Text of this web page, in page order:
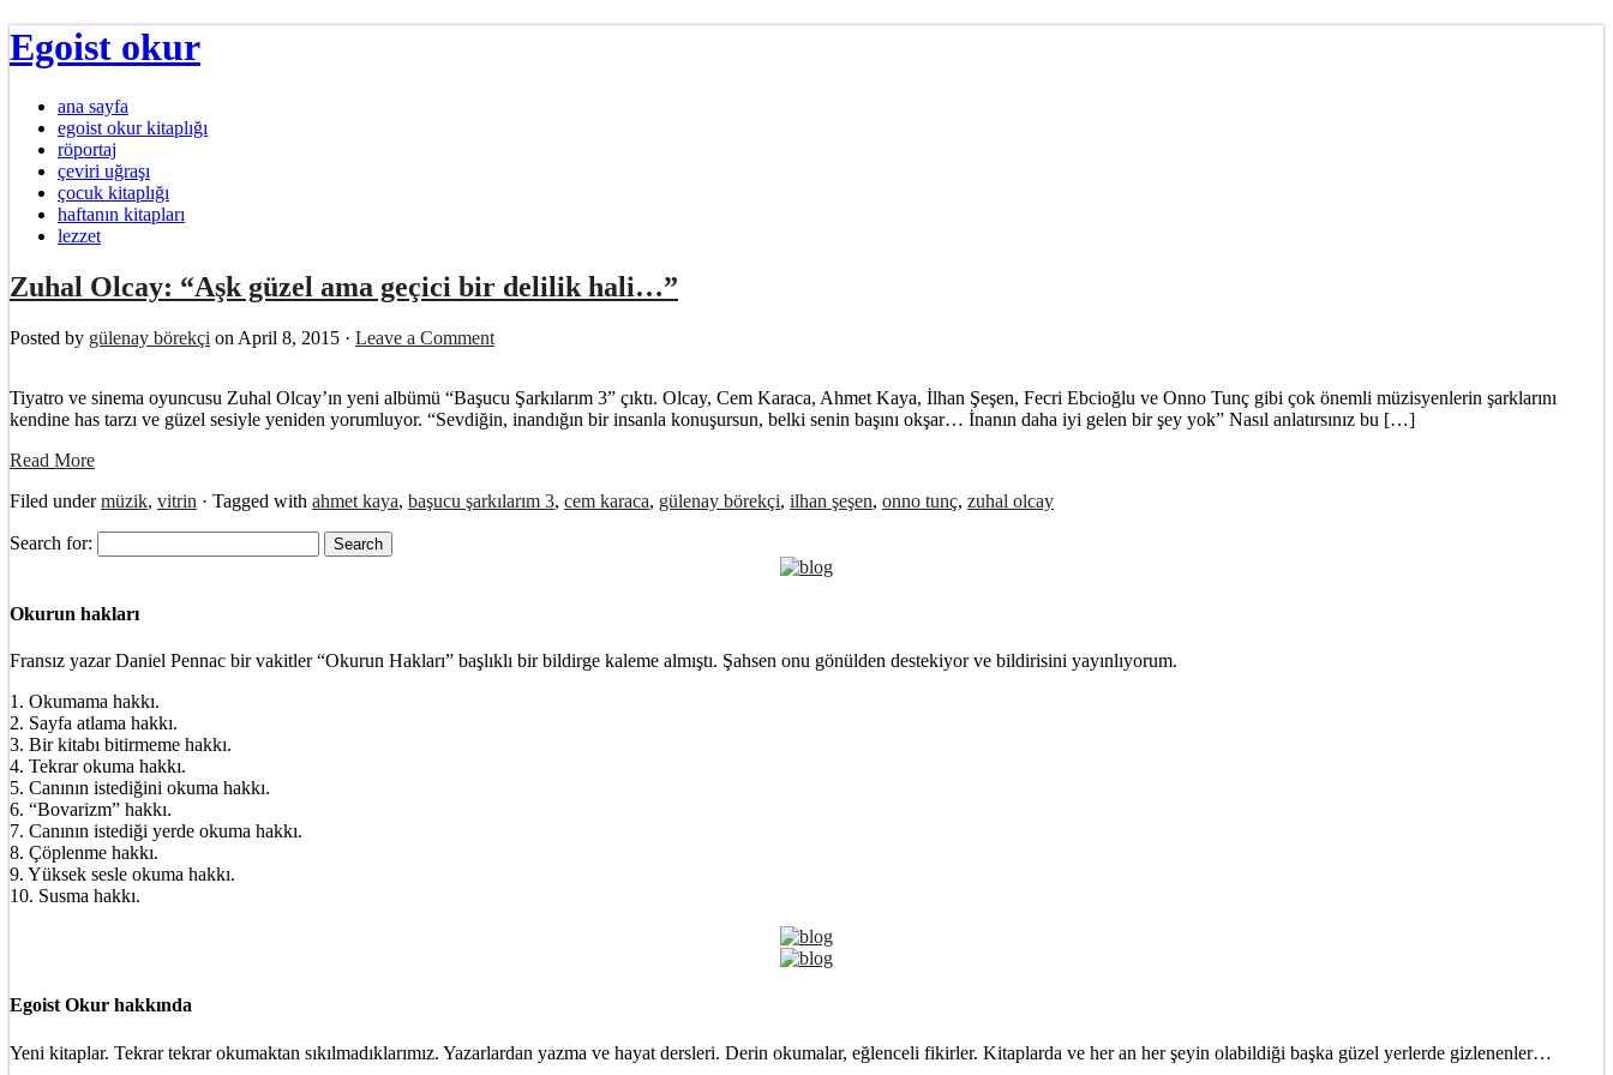
Egoist okur
ana sayfa
egoist okur kitaplığı
röportaj
çeviri uğraşı
çocuk kitaplığı
haftanın kitapları
lezzet
Zuhal Olcay: “Aşk güzel ama geçici bir delilik hali…”
Posted by gülenay börekçi on April 8, 2015 · Leave a Comment
Tiyatro ve sinema oyuncusu Zuhal Olcay’ın yeni albümü “Başucu Şarkılarım 3” çıktı. Olcay, Cem Karaca, Ahmet Kaya, İlhan Şeşen, Fecri Ebcioğlu ve Onno Tunç gibi çok önemli müzisyenlerin şarklarını
kendine has tarzı ve güzel sesiyle yeniden yorumluyor. “Sevdiğin, inandığın bir insanla konuşursun, belki senin başını okşar… İnanın daha iyi gelen bir şey yok” Nasıl anlatırsınız bu […]
Read More
Filed undermüzik, vitrin · Tagged with ahmet kaya, başucu şarkılarım 3, cem karaca, gülenay börekçi, ilhan şeşen, onno tunç, zuhal olcay
Search for:
Okurun hakları
Fransız yazar Daniel Pennac bir vakitler “Okurun Hakları” başlıklı bir bildirge kaleme almıştı. Şahsen onu gönülden destekiyor ve bildirisini yayınlıyorum.
1. Okumama hakkı.
2. Sayfa atlama hakkı.
3. Bir kitabı bitirmeme hakkı.
4. Tekrar okuma hakkı.
5. Canının istediğini okuma hakkı.
6. “Bovarizm” hakkı.
7. Canının istediği yerde okuma hakkı.
8. Çöplenme hakkı.
9. Yüksek sesle okuma hakkı.
10. Susma hakkı.
Egoist Okur hakkında
Yeni kitaplar. Tekrar tekrar okumaktan sıkılmadıklarımız. Yazarlardan yazma ve hayat dersleri. Derin okumalar, eğlenceli fikirler. Kitaplarda ve her an her şeyin olabildiği başka güzel yerlerde gizlenenler…